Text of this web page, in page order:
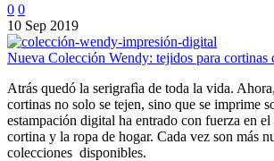
0 0
10 Sep 2019
Nueva Colección Wendy: tejidos para cortinas
Atrás quedó la serigrafìa de toda la vida.
cortinas no solo se tejen, sino que se imprime
estampación digital ha entrado con fuerza en
cortina y la ropa de hogar. Cada vez son más
colecciones disponibles.